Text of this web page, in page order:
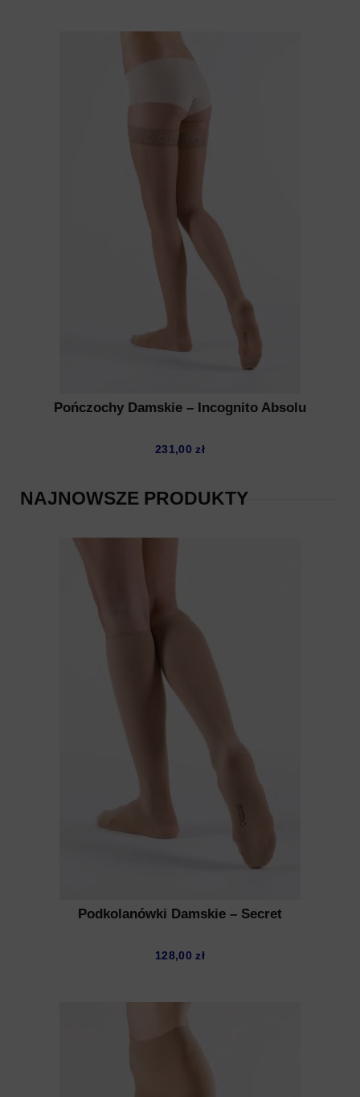
Pończochy Damskie – Incognito Absolu
231,00zł
NAJNOWSZE PRODUKTY
Podkolanówki Damskie – Secret
128,00zł